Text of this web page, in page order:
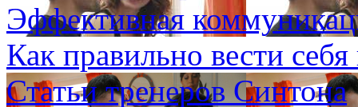
Эффективная
Как правильно вести
Статьи тренеров Синтона